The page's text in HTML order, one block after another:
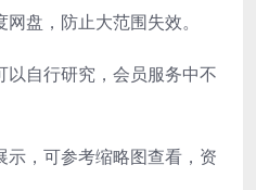
盘，防止大范围失效。
自行研究，会员服务中不
，可参考缩略图查看，资